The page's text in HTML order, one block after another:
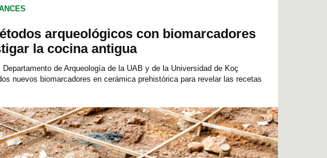
arqueológicos con biomarcadores
la cocina antigua
Departamento de Arqueología de la UAB y de la Universidad de Koç
nuevos biomarcadores en cerámica prehistórica para revelar las recetas